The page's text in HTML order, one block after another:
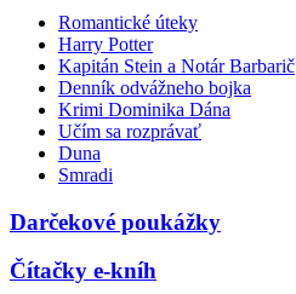
Romantické úteky
Harry Potter
Kapitán Stein a Notár Barbarič
Denník odvážneho bojka
Krimi Dominika Dána
Učím sa rozprávať
Duna
Smradi
Darčekové poukážky
Čítačky e-kníh